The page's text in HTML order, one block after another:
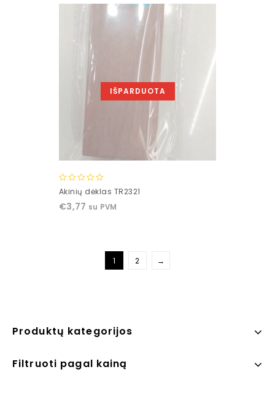
IŠPARDUOTA
0
of
Akinių dėklas TR2321
€3,77 su PVM
1 2 →
Produktų kategorijos
Filtruoti pagal kainą